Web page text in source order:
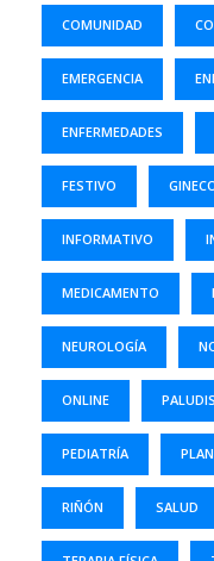
COMUNIDAD
EMERGENCIA
ENFERMEDADES
FESTIVO
INFORMATIVO
MEDICAMENTO
NEUROLOGÍA
ONLINE
PEDIATRÍA
RIÑÓN SALUD